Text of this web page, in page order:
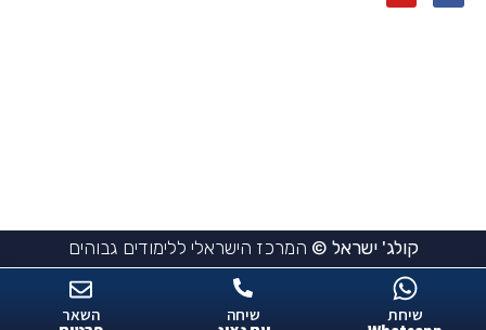
קולג' ישראל © המרכז הישראלי ללימודים גבוהים
שיחת שיחה השאר